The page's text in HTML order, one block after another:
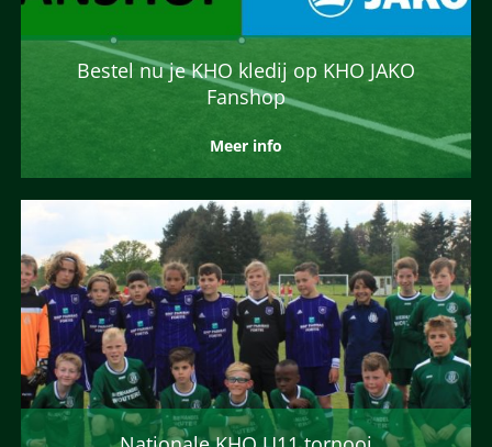
Bestel nu je KHO kledij op KHO JAKO
Fanshop
Meer info